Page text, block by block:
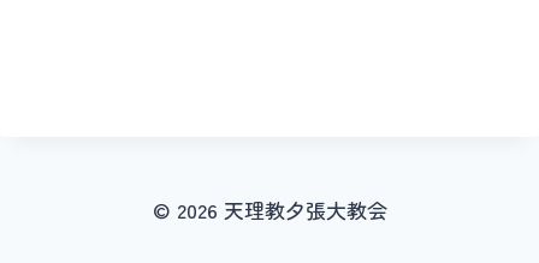
© 2026 天理教夕張大教会